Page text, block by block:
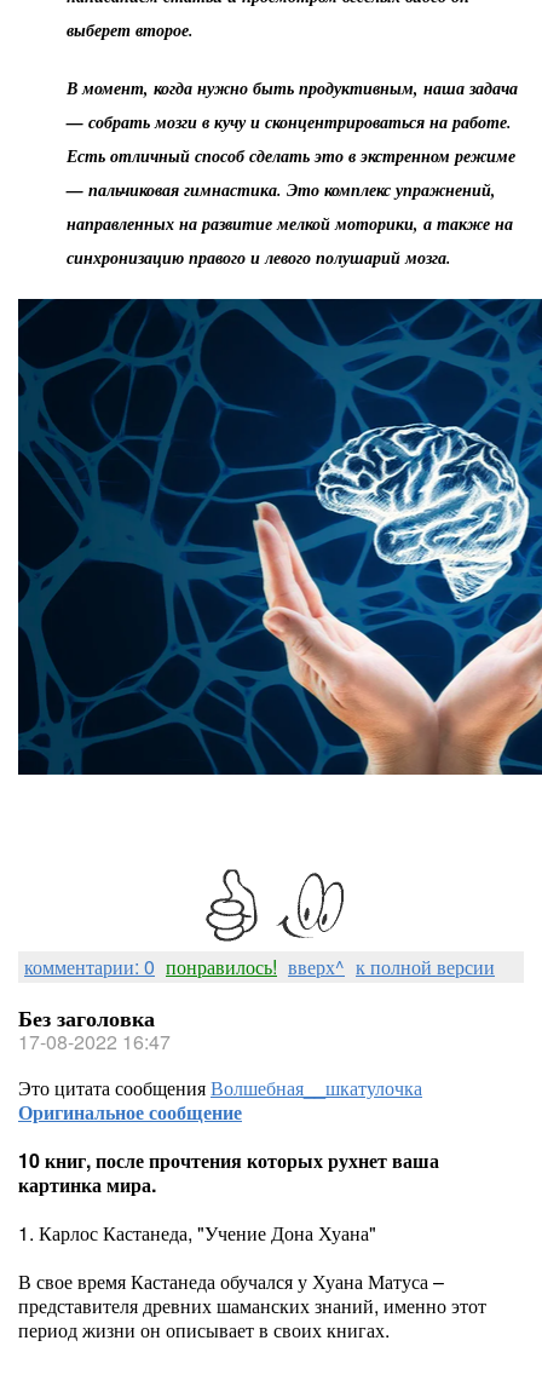
выберет второе.
В момент, когда нужно быть продуктивным, наша задача
— собрать мозги в кучу и сконцентрироваться на работе.
Есть отличный способ сделать это в экстренном режиме
— пальчиковая гимнастика. Это комплекс упражнений,
направленных на развитие мелкой моторики, а также на
синхронизацию правого и левого полушарий мозга.
комментарии: 0 понравилось! вверх^ к полной версии
Без заголовка
17-08-2022 16:47
Это цитата сообщенияВолшебная__шкатулочка
Оригинальное сообщение
10 книг, после прочтения которых рухнет ваша
картинка мира.
1. Карлос Кастанеда, "Учение Дона Хуана"
В свое время Кастанеда обучался у Хуана Матуса –
представителя древних шаманских знаний, именно этот
период жизни он описывает в своих книгах.